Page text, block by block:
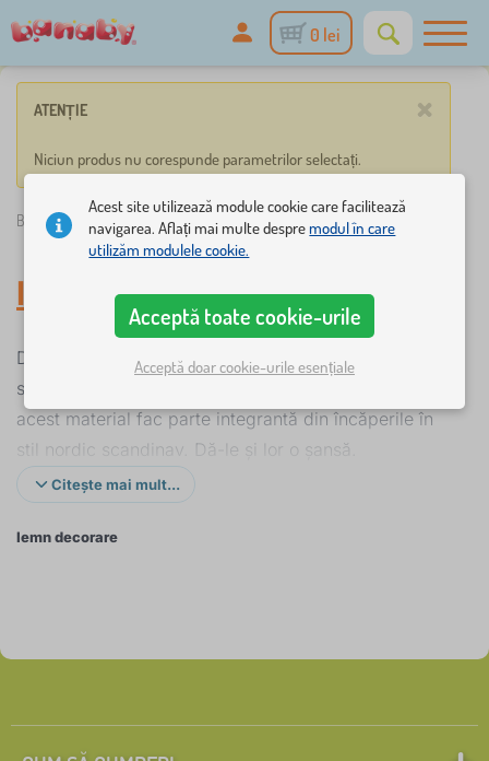
0 lei
×
ATENȚIE
Niciun produs nu corespunde parametrilor selectați.
Banaby.ro Decorațiuni/ lemn decorare
lemn decorare
Decoratiuni din lemn pentru camere pentru bucurie
sau stil subliniat. Lemnul curat și decorațiunile din
acest material fac parte integrantă din încăperile în
stil nordic scandinav. Dă-le și lor o șansă.
Tendința anului estepicturile geometrice din lemn
sub formă de animale sau alte motive. Ce temă este
Citește mai mult...
lemn decorare
Acest site utilizează module cookie care facilitează
navigarea. Aflați mai multe despremodul în care
utilizăm modulele cookie.
Acceptă toate cookie-urile
Acceptă doar cookie-urile esențiale